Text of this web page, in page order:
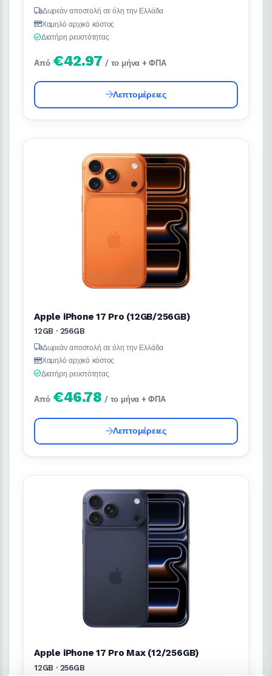
Δωρεάν αποστολή σε όλη την Ελλάδα
Χαμηλό αρχικό κόστος
Διατήρη ρευστότητας
Από €42.97 / το μήνα + ΦΠΑ
Λεπτομέρειες
Apple iPhone 17 Pro (12GB/256GB)
12GB · 256GB
Δωρεάν αποστολή σε όλη την Ελλάδα
Χαμηλό αρχικό κόστος
Διατήρη ρευστότητας
Από €46.78 / το μήνα + ΦΠΑ
Λεπτομέρειες
Apple iPhone 17 Pro Max (12/256GB)
12GB · 256GB